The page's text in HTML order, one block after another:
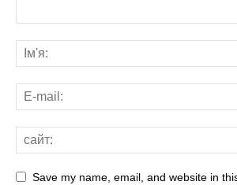
Save my name, email, and website in